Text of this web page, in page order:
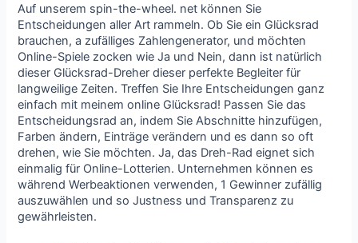
Auf unserem spin-the-wheel. net können Sie
Entscheidungen aller Art rammeln. Ob Sie ein Glücksrad
brauchen, a zufälliges Zahlengenerator, und möchten
Online-Spiele zocken wie Ja und Nein, dann ist natürlich
dieser Glücksrad-Dreher dieser perfekte Begleiter für
langweilige Zeiten. Treffen Sie Ihre Entscheidungen ganz
einfach mit meinem online Glücksrad! Passen Sie das
Entscheidungsrad an, indem Sie Abschnitte hinzufügen,
Farben ändern, Einträge verändern und es dann so oft
drehen, wie Sie möchten. Ja, das Dreh-Rad eignet sich
einmalig für Online-Lotterien. Unternehmen können es
während Werbeaktionen verwenden, 1 Gewinner zufällig
auszuwählen und so Justness und Transparenz zu
gewährleisten.